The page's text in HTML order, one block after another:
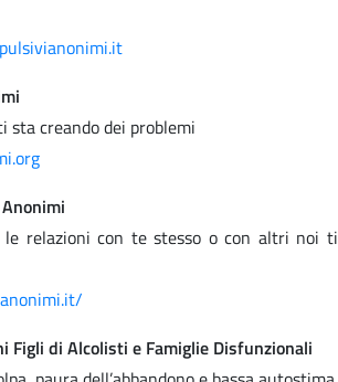
sta creando dei problemi
le relazioni con te stesso o con altri noi ti
Figli di Alcolisti e Famiglie Disfunzionali